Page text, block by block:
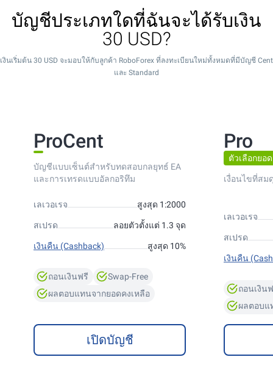
บัญชีประเภทใดที่ฉันจะได้รับเงิน
30 USD?
เงินเริ่มต้น 30 USD จะมอบให้กับลูกค้า RoboForex ที่ลงทะเบียนใหม่ทั้งหมดที่มีบัญชี Cent
และ Standard
ProCent
บัญชีแบบเซ็นต์สำหรับทดสอบกลยุทธ์ EA
และการเทรดแบบอัลกอริทึม
เลเวอเรจ สูงสุด 1:2000
สเปรด ลอยตัวตั้งแต่ 1.3 จุด
เงินคืน (Cashback) สูงสุด 10%
ถอนเงินฟรี
Swap-Free
ผลตอบแทนจากยอดคงเหลือ
เปิดบัญชี
Pro
ตัวเลือกยอ
เงื่อนไขที่สม
เลเวอเรจ
สเปรด
เงินคืน
ถอนเงิน
ผลตอบแ